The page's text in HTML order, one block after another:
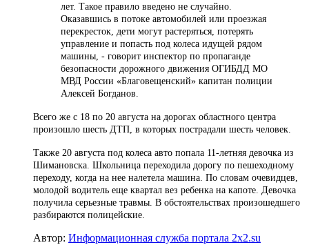
лет. Такое правило введено не случайно.
Оказавшись в потоке автомобилей или проезжая
перекресток, дети могут растеряться, потерять
управление и попасть под колеса идущей рядом
машины, - говорит инспектор по пропаганде
безопасности дорожного движения ОГИБДД МО
МВД России «Благовещенский» капитан полиции
Алексей Богданов.
Всего же с 18 по 20 августа на дорогах областного центра
произошло шесть ДТП, в которых пострадали шесть человек.
Также 20 августа под колеса авто попала 11-летняя девочка из
Шимановска. Школьница переходила дорогу по пешеходному
переходу, когда на нее налетела машина. По словам очевидцев,
молодой водитель еще квартал вез ребенка на капоте. Девочка
получила серьезные травмы. В обстоятельствах произошедшего
разбираются полицейские.
Автор: Информационная служба портала 2x2.su